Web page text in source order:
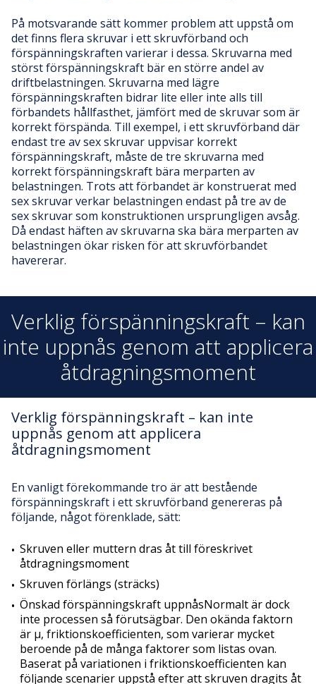
På motsvarande sätt kommer problem att uppstå om
det finns flera skruvar i ett skruvförband och
förspänningskraften varierar i dessa. Skruvarna med
störst förspänningskraft bär en större andel av
driftbelastningen. Skruvarna med lägre
förspänningskraften bidrar lite eller inte alls till
förbandets hållfasthet, jämfört med de skruvar som är
korrekt förspända. Till exempel, i ett skruvförband där
endast tre av sex skruvar uppvisar korrekt
förspänningskraft, måste de tre skruvarna med
korrekt förspänningskraft bära merparten av
belastningen. Trots att förbandet är konstruerat med
sex skruvar verkar belastningen endast på tre av de
sex skruvar som konstruktionen ursprungligen avsåg.
Då endast häften av skruvarna ska bära merparten av
belastningen ökar risken för att skruvförbandet
havererar.
Verklig förspänningskraft – kan
inte uppnås genom att applicera
åtdragningsmoment
Verklig förspänningskraft – kan inte
uppnås genom att applicera
åtdragningsmoment
En vanligt förekommande tro är att bestående
förspänningskraft i ett skruvförband genereras på
följande, något förenklade, sätt:
Skruven eller muttern dras åt till föreskrivet
åtdragningsmoment
Skruven förlängs (sträcks)
Önskad förspänningskraft uppnåsNormalt är dock
inte processen så förutsägbar. Den okända faktorn
är µ, friktionskoefficienten, som varierar mycket
beroende på de många faktorer som listas ovan.
Baserat på variationen i friktionskoefficienten kan
följande scenarier uppstå efter att skruven dragits åt